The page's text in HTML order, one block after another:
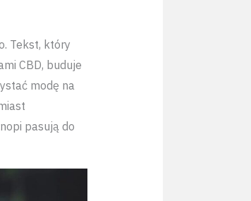
Tekst, który
CBD, buduje
modę na
pasują do